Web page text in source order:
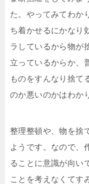
た。やってみてわか
ち着かせるにかなり
ラしているから物が
立っているからか、
ものをすんなり捨て
のか悪いのかはわか
整理整頓や、物を捨
ようです。なので、
ることに意識が向い
ことを考えなくてす